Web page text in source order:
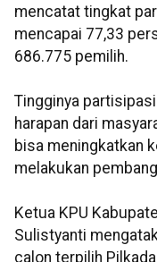
mencatat tingkat
mencapai 77,33
686.775 pemilih.
Tingginya
harapan dari
bisa meningkatkan
melakukan
Ketua KPU
Sulistyanti
calon terpilih